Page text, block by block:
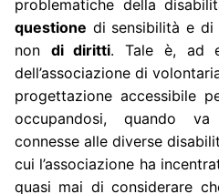
problematiche della
questione di sensibilità e
non di diritti. Tale è, ad
dell’associazione di
progettazione accessibile
occupandosi, quando
connesse alle diverse
cui l’associazione ha
quasi mai di considerare